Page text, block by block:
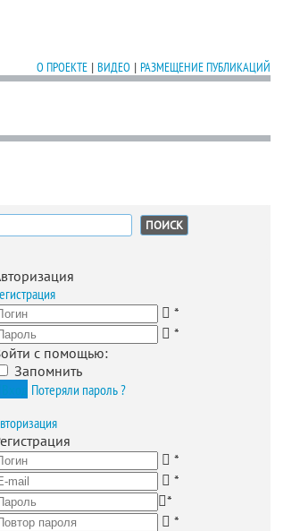
О ПРОЕКТЕ | ВИДЕО | РАЗМЕЩЕНИЕ ПУБЛИКАЦИЙ
*
*
с помощью:
Запомнить
Потеряли пароль ?
*
*
*
*